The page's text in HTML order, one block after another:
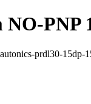
PNP
prdl30-15dp-